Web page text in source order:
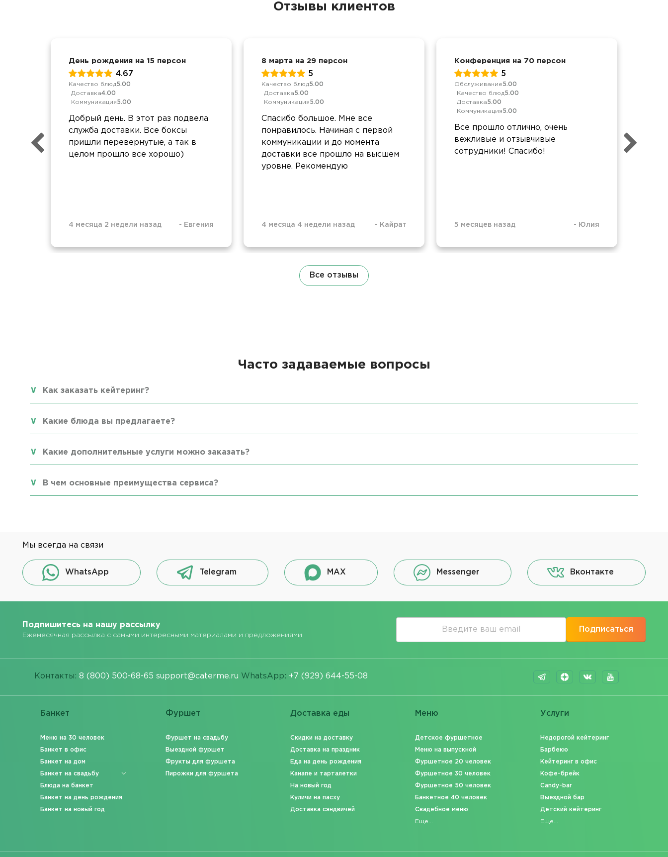
Отзывы клиентов
День рождения на 15 персон
4.67
Качество блюд5.00
Доставка4.00
Коммуникация5.00
Добрый день. В этот раз подвела
служба доставки. Все боксы
пришли перевернутые, а так в
целом прошло все хорошо)
4 месяца 2 недели назад - Евгения
8 марта на 29 персон
5
Качество блюд5.00
Доставка5.00
Коммуникация5.00
Спасибо большое. Мне все
понравилось. Начиная с первой
коммуникации и до момента
доставки все прошло на высшем
уровне. Рекомендую
4 месяца 4 недели назад - Кайрат
Конференция на 70 персон
5
Обслуживание5.00
Качество блюд5.00
Доставка5.00
Коммуникация5.00
Все прошло отлично, очень
вежливые и отзывчивые
сотрудники! Спасибо!
5 месяцев назад - Юлия
Все отзывы
Часто задаваемые вопросы
Как заказать кейтеринг?
Какие блюда вы предлагаете?
Какие дополнительные услуги можно заказать?
В чем основные преимущества сервиса?
Мы всегда на связи
WhatsApp Telegram MAX Messenger Вконтакте
Подпишитесь на нашу рассылку
Ежемесячная рассылка с самыми интересными материалами и предложениями
Подписаться
Контакты: 8 (800) 500-68-65 support@caterme.ru WhatsApp: +7 (929) 644-55-08
Банкет
Меню на 30 человек
Банкет в офис
Банкет на дом
Банкет на свадьбу
Блюда на банкет
Банкет на день рождения
Банкет на новый год
Фуршет
Фуршет на свадьбу
Выездной фуршет
Фрукты для фуршета
Пирожки для фуршета
Доставка еды
Скидки на доставку
Доставка на праздник
Еда на день рождения
Канапе и тарталетки
На новый год
Куличи на пасху
Доставка сэндвичей
Меню
Детское фуршетное
Меню на выпускной
Фуршетное 20 человек
Фуршетное 30 человек
Фуршетное 50 человек
Банкетное 40 человек
Свадебное меню
Еще...
Услуги
Недорогой кейтеринг
Барбекю
Кейтеринг в офис
Кофе-брейк
Candy-bar
Выездной бар
Детский кейтеринг
Еще...